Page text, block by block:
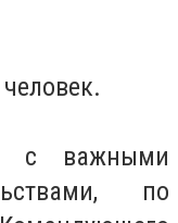
с важными
по